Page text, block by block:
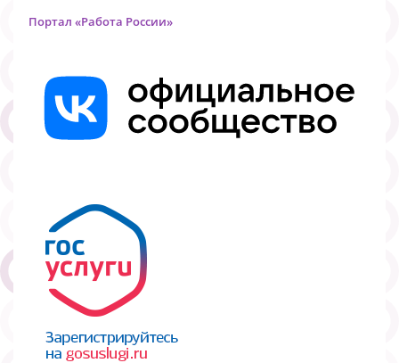
Портал «Работа России»